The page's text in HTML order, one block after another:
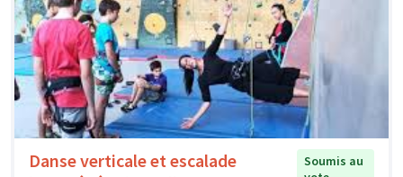
Danse verticale et escalade
Soumis au